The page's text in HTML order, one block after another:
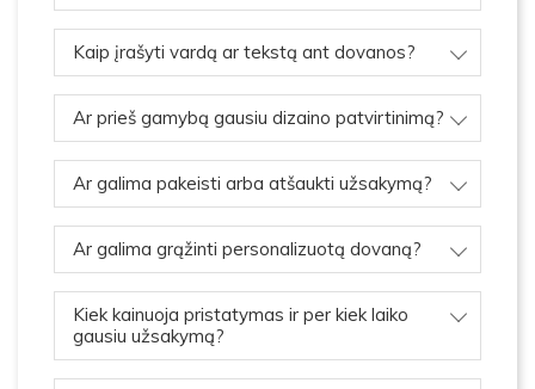
Kaip įrašyti vardą ar tekstą ant dovanos?
Ar prieš gamybą gausiu dizaino patvirtinimą?
Ar galima pakeisti arba atšaukti užsakymą?
Ar galima grąžinti personalizuotą dovaną?
Kiek kainuoja pristatymas ir per kiek laiko
gausiu užsakymą?